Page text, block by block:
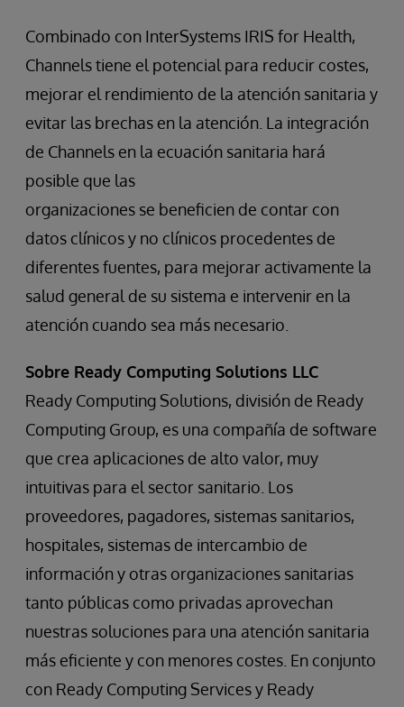
Combinado con InterSystems IRIS for Health,
Channels tiene el potencial para reducir costes,
mejorar el rendimiento de la atención sanitaria y
evitar las brechas en la atención. La integración
de Channels en la ecuación sanitaria hará
posible que las
organizaciones se beneficien de contar con
datos clínicos y no clínicos procedentes de
diferentes fuentes, para mejorar activamente la
salud general de su sistema e intervenir en la
atención cuando sea más necesario.
Sobre Ready Computing Solutions LLC
Ready Computing Solutions, división de Ready
Computing Group, es una compañía de software
que crea aplicaciones de alto valor, muy
intuitivas para el sector sanitario. Los
proveedores, pagadores, sistemas sanitarios,
hospitales, sistemas de intercambio de
información y otras organizaciones sanitarias
tanto públicas como privadas aprovechan
nuestras soluciones para una atención sanitaria
más eficiente y con menores costes. En conjunto
con Ready Computing Services y Ready